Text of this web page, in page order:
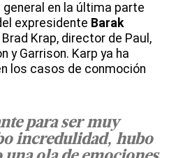
general en la última parte
expresidente Barak
Krap, director de Paul,
y Garrison. Karp ya ha
los casos de conmoción
para ser muy
incredulidad, hubo